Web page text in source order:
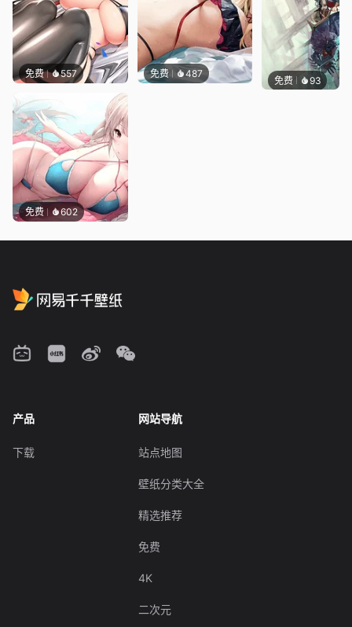
免费 557 免费 487
免费 602
免费 93 坤毛
产品
下载
网站导航
站点地图
壁纸分类大全
精选推荐
免费
4K
二次元